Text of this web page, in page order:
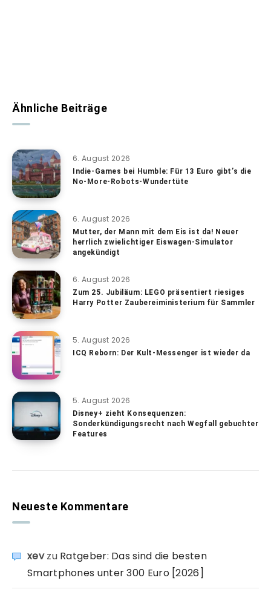
Ähnliche Beiträge
6. August 2026
Indie-Games bei Humble: Für 13 Euro gibt’s die
No-More-Robots-Wundertüte
6. August 2026
Mutter, der Mann mit dem Eis ist da! Neuer
herrlich zwielichtiger Eiswagen-Simulator
angekündigt
6. August 2026
Zum 25. Jubiläum: LEGO präsentiert riesiges
Harry Potter Zaubereiministerium für Sammler
5. August 2026
ICQ Reborn: Der Kult-Messenger ist wieder da
5. August 2026
Disney+ zieht Konsequenzen:
Sonderkündigungsrecht nach Wegfall gebuchter
Features
Neueste Kommentare
xevzu Ratgeber: Das sind die besten
Smartphones unter 300 Euro [2026]